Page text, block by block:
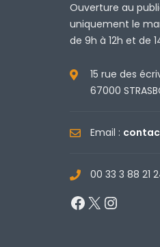
Ouverture au
uniquement le
de 9h à 12h et de
15 rue des
67000
Email :
00 33 3 88 21
Facebook
X